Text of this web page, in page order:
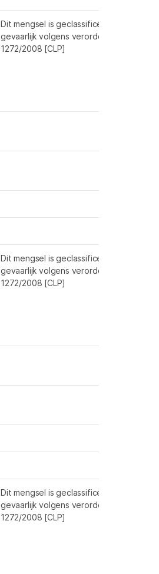
Dit mengsel is geclassificeerd als niet
gevaarlijk volgens verordening (EG)
1272/2008 [CLP]
Dit mengsel is geclassificeerd als niet
gevaarlijk volgens verordening (EG)
1272/2008 [CLP]
Dit mengsel is geclassificeerd als niet
gevaarlijk volgens verordening (EG)
1272/2008 [CLP]